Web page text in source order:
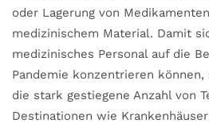
oder Lagerung von
medizinischem Material. Damit
medizinisches Personal auf die
Pandemie konzentrieren
die stark gestiegene Anzahl von
Destinationen wie